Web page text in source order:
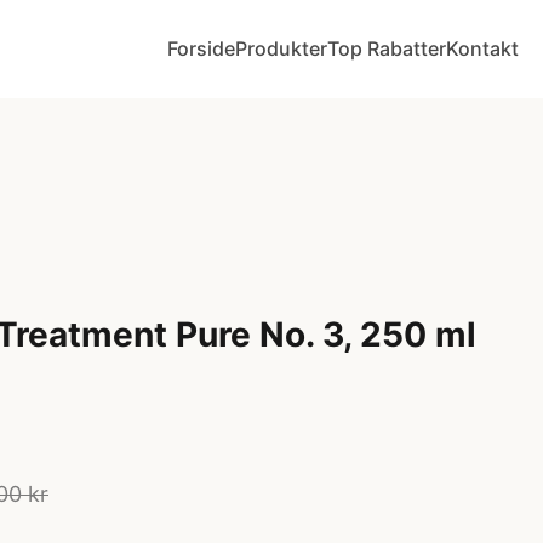
ForsideProdukterTop RabatterKontakt
Pure No. 3, 250 ml
kr